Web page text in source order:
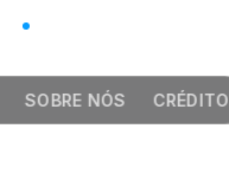
SOBRE NÓS CRÉDITO